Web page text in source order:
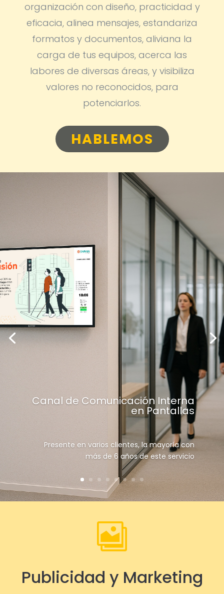
organización con diseño, practicidad y
eficacia, alinea mensajes, estandariza
formatos y documentos, aliviana la
carga de tus equipos, acerca las
labores de diversas áreas, y visibiliza
valores no reconocidos, para
potenciarlos.
HABLEMOS
Canal de Comunicación Interna
en Pantallas
Presente en varios clientes, la mayoría con
más de 6 años de este servicio

Publicidad y Marketing